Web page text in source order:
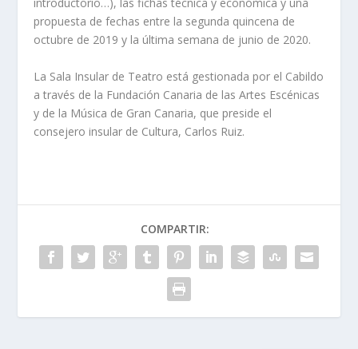
introductorio…), las fichas técnica y económica y una
propuesta de fechas entre la segunda quincena de
octubre de 2019 y la última semana de junio de 2020.
La Sala Insular de Teatro está gestionada por el Cabildo
a través de la Fundación Canaria de las Artes Escénicas
y de la Música de Gran Canaria, que preside el
consejero insular de Cultura, Carlos Ruiz.
COMPARTIR: